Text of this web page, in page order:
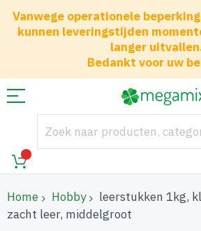
Vanwege operationele
kunnen leveringstijden
langer
Bedankt voor uw
Home Hobby
leerstukken 1kg,
zacht leer, middelgroot